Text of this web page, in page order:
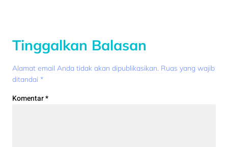
Tinggalkan Balasan
Alamat email Anda tidak akan dipublikasikan. Ruas yang wajib
ditandai *
Komentar*